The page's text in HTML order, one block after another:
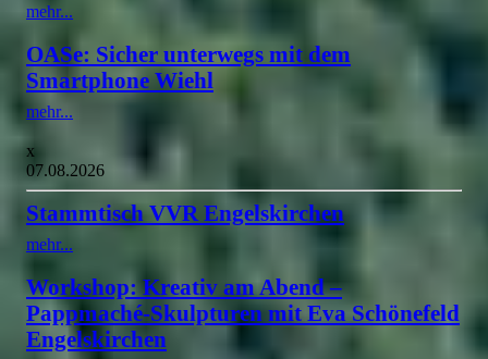
mehr...
OASe: Sicher unterwegs mit dem
Smartphone Wiehl
mehr...
x
07.08.2026
Stammtisch VVR Engelskirchen
mehr...
Workshop: Kreativ am Abend –
Pappmaché-Skulpturen mit Eva Schönefeld
Engelskirchen